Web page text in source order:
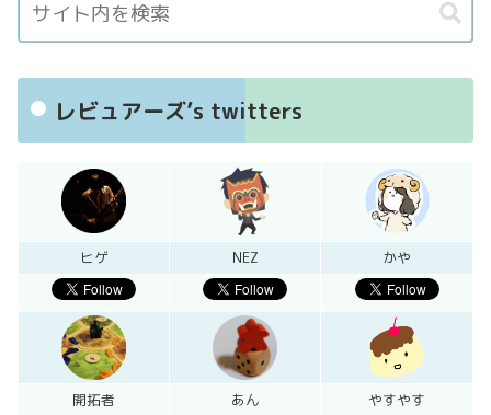
レビュアーズ’s twitters
ヒゲ NEZ かや
開拓者 あん やすやす